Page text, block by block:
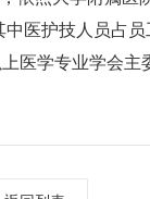
医护技人员占
医学专业学会